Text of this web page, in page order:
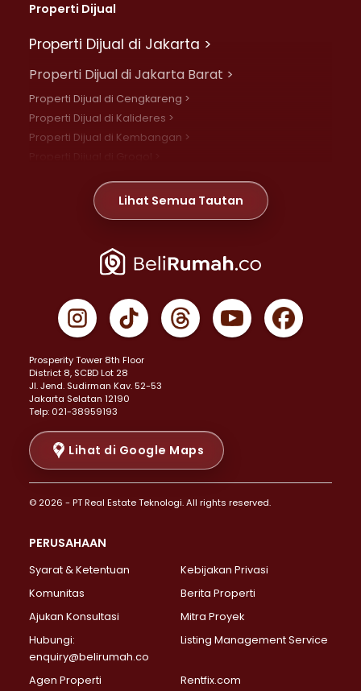
Properti Dijual
Properti Dijual di Jakarta >
Properti Dijual di Jakarta Barat >
Properti Dijual di Cengkareng >
Properti Dijual di Kalideres >
Properti Dijual di Kembangan >
Properti Dijual di Meruya >
Properti Dijual di Jelambar >
Properti Dijual di Jakarta Pusat >
Properti Dijual di Gambir >
Properti Dijual di Johar Baru >
Properti Dijual di Menteng >
Properti Dijual di Senen >
Properti Dijual di Tanah Abang >
Properti Dijual di Cikini >
Properti Dijual di Kramat >
Properti Dijual di Pasar Baru >
Properti Dijual di Bendungan Hilir >
Properti Dijual di Jakarta Selatan >
Properti Dijual di Lebak Bulus >
Properti Dijual di Gandaria Selatan >
Properti Dijual di Pondok Labu >
Properti Dijual di Lenteng Agung >
Properti Dijual di Senayan >
Properti Dijual di Pondok Pinang >
Lihat Semua Tautan
Prosperity Tower 8th Floor
District 8, SCBD Lot 28
JI. Jend. Sudirman Kav. 52-53
Jakarta Selatan 12190
Telp: 021-38959193
Lihat di Google Maps
© 2026 - PT Real Estate Teknologi. All rights reserved.
PERUSAHAAN
Syarat & Ketentuan
Kebijakan Privasi
Komunitas
Berita Properti
Ajukan Konsultasi
Mitra Proyek
Hubungi:
enquiry@belirumah.co
Listing Management Service
Agen Properti Rentfix.com